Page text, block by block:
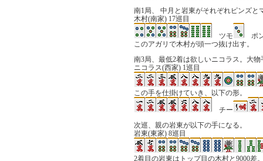
南1局、 中月と岩東がそれぞれピンズ
木村(南家) 17巡目
ツモ
ポ
このアガリで木村が頭一つ抜け出す。
南3局、最低2着は欲しいニコラス。大
ニコラス(西家) 1巡目
この手を仕掛けていき、以下の形。
チー
次巡、親の岩東が以下の手になる。
岩東(東家) 8巡目
2着目の岩東はトップ目の木村と9000差